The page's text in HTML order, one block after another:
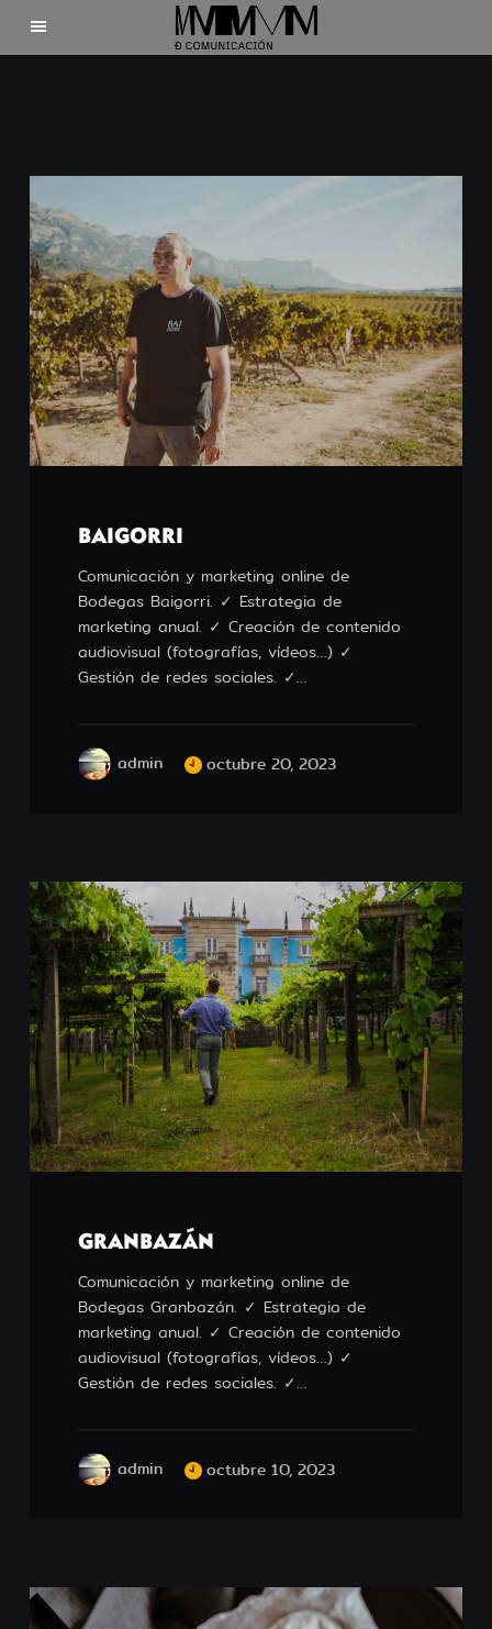
BAIGORRI
Comunicación y marketing online de
Bodegas Baigorri. ✓ Estrategia de
marketing anual. ✓ Creación de contenido
audiovisual (fotografías, vídeos…) ✓
Gestión de redes sociales. ✓…
admin octubre 20, 2023
GRANBAZÁN
Comunicación y marketing online de
Bodegas Granbazán. ✓ Estrategia de
marketing anual. ✓ Creación de contenido
audiovisual (fotografías, vídeos…) ✓
Gestión de redes sociales. ✓…
admin octubre 10, 2023
Nosotros
Contacto
©2025 Mdecomunicación